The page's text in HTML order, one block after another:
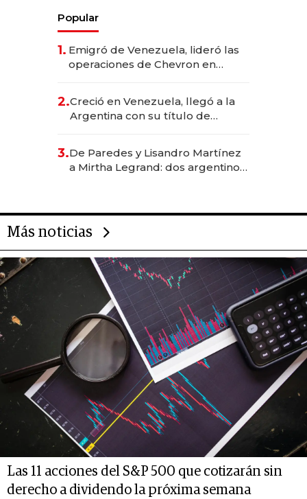
Popular
1. Emigró de Venezuela, lideró las
operaciones de Chevron en
2.Creció en Venezuela, llegó a la
Argentina con su título de
las marcas "fast premium"
3.De Paredes y Lisandro Martínez
a Mirtha Legrand: dos argentinos
Más noticias
Las 11 acciones del S&P 500 que cotizarán sin
derecho a dividendo la próxima semana